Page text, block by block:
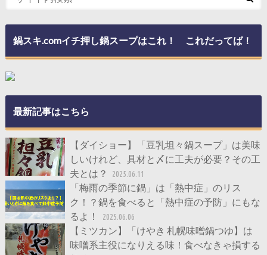
鍋スキ.comイチ押し鍋スープはこれ！ これだってば！
最新記事はこちら
【ダイショー】「豆乳坦々鍋スープ」は美味
しいけれど、具材と〆に工夫が必要？その工
夫とは？
2025.06.11
「梅雨の季節に鍋」は「熱中症」のリス
ク！？鍋を食べると「熱中症の予防」にもな
るよ！
2025.06.06
【ミツカン】「けやき 札幌味噌鍋つゆ】は
味噌系主役になりえる味！食べなきゃ損する